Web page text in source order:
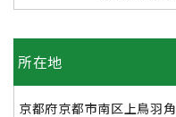
所在地
京都府京都市南区上鳥羽